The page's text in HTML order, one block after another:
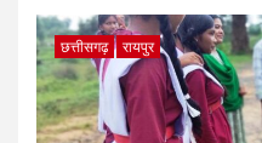
छत्तीसगढ़ रायपुर